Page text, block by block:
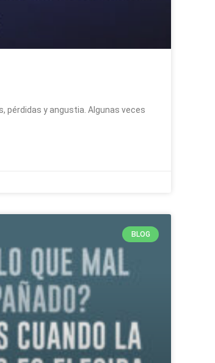
pérdidas y angustia. Algunas veces
BLOG